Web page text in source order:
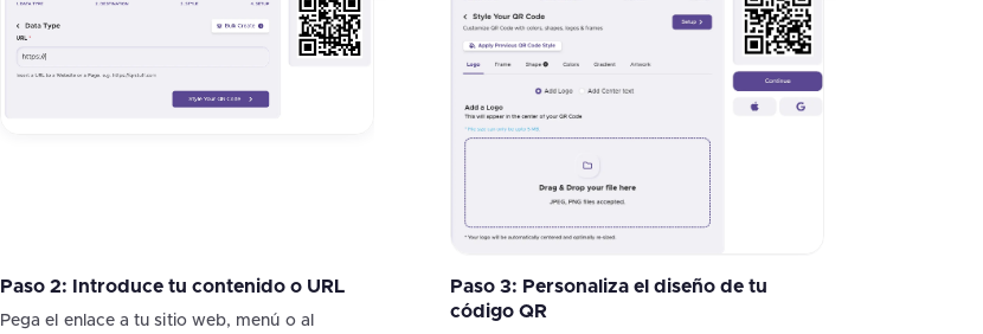
Paso 2: Introduce tu contenido o URL
Pega el enlace a tu sitio web, menú o al
Paso 3: Personaliza el diseño de tu
código QR